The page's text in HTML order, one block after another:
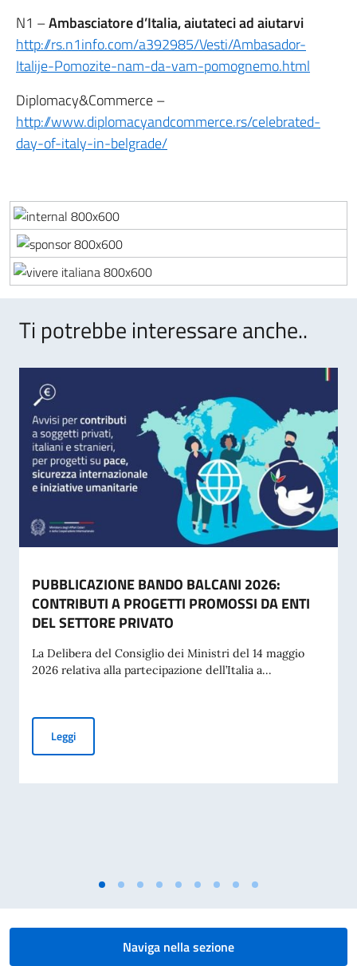
N1 –Ambasciatore d’Italia, aiutateci ad aiutarvi
http://rs.n1info.com/a392985/Vesti/Ambasador-
Italije-Pomozite-nam-da-vam-pomognemo.html
Diplomacy&Commerce –
http://www.diplomacyandcommerce.rs/celebrated-
day-of-italy-in-belgrade/
Ti potrebbe interessare anche..
PUBBLICAZIONE BANDO BALCANI 2026:
CONTRIBUTI A PROGETTI PROMOSSI DA ENTI
DEL SETTORE PRIVATO
La Delibera del Consiglio dei Ministri del 14 maggio
2026 relativa alla partecipazione dell’Italia a...
LeggiPUBBLICAZIONE BANDO BALCANI 2026: CONTRIBUTI A
Naviga nella sezione